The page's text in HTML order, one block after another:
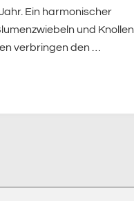
Ein harmonischer
und Knollen
verbringen den …